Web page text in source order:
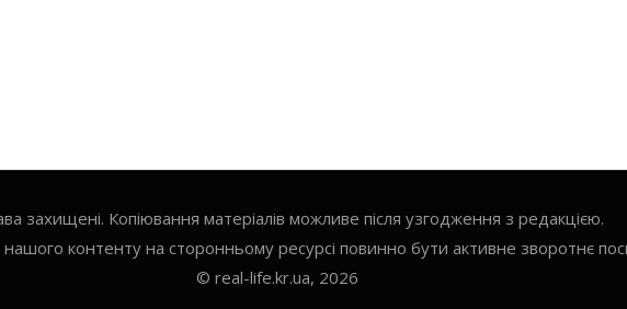
захищені. Копіювання матеріалів можливе після узгодження з редакцією.
контенту на сторонньому ресурсі повинно бути активне зворотнє
© real-life.kr.ua, 2026